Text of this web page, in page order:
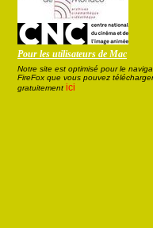
Pour les utilisateurs de Mac
Notre site est optimisé pour le
FireFox que vous pouvez télécharger
gratuitement ici